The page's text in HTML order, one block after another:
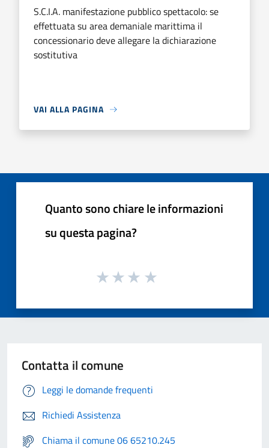
S.C.I.A. manifestazione pubblico spettacolo: se
effettuata su area demaniale marittima il
concessionario deve allegare la dichiarazione
sostitutiva
VAI ALLA PAGINA
Quanto sono chiare le informazioni
su questa pagina?
Contatta il comune
Leggi le domande frequenti
Richiedi Assistenza
Chiama il comune 06 65210.245